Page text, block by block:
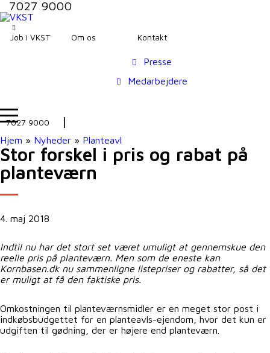
7027 9000
Job i VKST Om os Kontakt
Presse
Medarbejdere
7027 9000
Hjem » Nyheder » Planteavl
Stor forskel i pris og rabat på
planteværn
4. maj 2018
Indtil nu har det stort set været umuligt at gennemskue den
reelle pris på planteværn. Men som de eneste kan
Kornbasen.dk nu sammenligne listepriser og rabatter, så det
er muligt at få den faktiske pris.
Omkostningen til planteværnsmidler er en meget stor post i
indkøbsbudgettet for en planteavls-ejendom, hvor det kun er
udgiften til gødning, der er højere end planteværn.